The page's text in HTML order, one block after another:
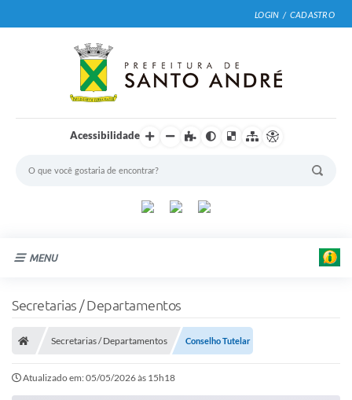
LOGIN / CADASTRO
Acessibilidade
MENU
Secretarias / Departamentos
Secretarias / Departamentos Conselho Tutelar
Atualizado em: 05/05/2026 às 15h18